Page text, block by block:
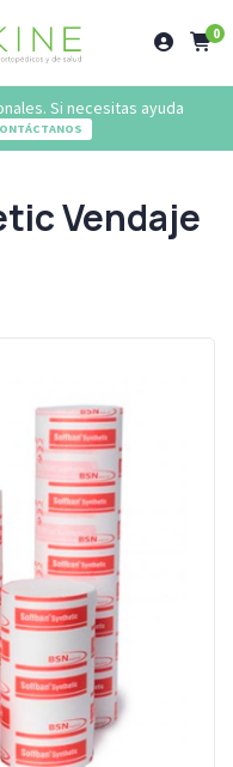
0
Si necesitas ayuda
Vendaje